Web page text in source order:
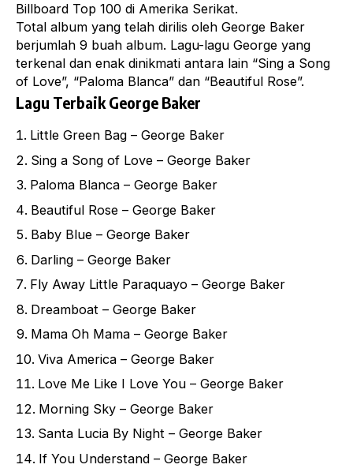
Billboard Top 100 di Amerika Serikat.
Total album yang telah dirilis oleh George Baker
berjumlah 9 buah album. Lagu-lagu George yang
terkenal dan enak dinikmati antara lain “Sing a Song
of Love”, “Paloma Blanca” dan “Beautiful Rose”.
Lagu Terbaik George Baker
Little Green Bag – George Baker
Sing a Song of Love – George Baker
Paloma Blanca – George Baker
Beautiful Rose – George Baker
Baby Blue – George Baker
Darling – George Baker
Fly Away Little Paraquayo – George Baker
Dreamboat – George Baker
Mama Oh Mama – George Baker
Viva America – George Baker
Love Me Like I Love You – George Baker
Morning Sky – George Baker
Santa Lucia By Night – George Baker
If You Understand – George Baker